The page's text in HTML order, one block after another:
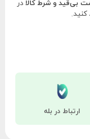
در
کنید.
ارتباط در بله